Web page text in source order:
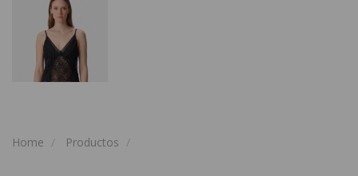
Home Productos